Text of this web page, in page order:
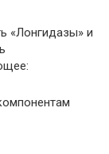
«Лонгидазы» и